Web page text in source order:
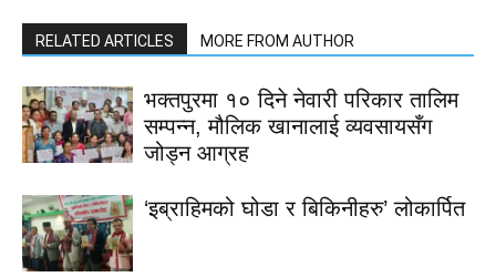
RELATED ARTICLES MORE FROM AUTHOR
भक्तपुरमा १० दिने नेवारी परिकार तालिम
सम्पन्न, मौलिक खानालाई व्यवसायसँग
जोड्न आग्रह
‘इब्राहिमको घोडा र बिकिनीहरु’ लोकार्पित